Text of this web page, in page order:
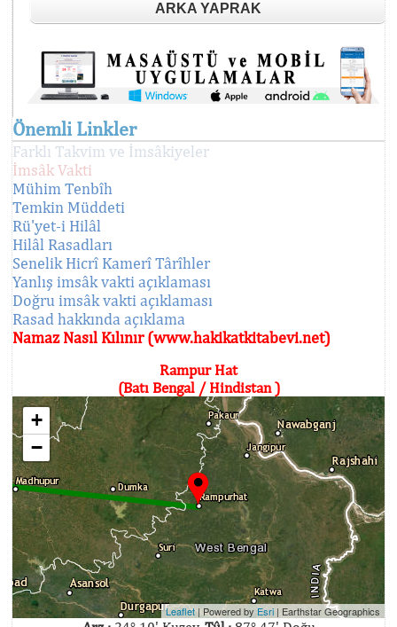
ARKA YAPRAK
Önemli Linkler
Farklı Takvim ve İmsâkiyeler
İmsâk Vakti
Mühim Tenbîh
Temkin Müddeti
Rü'yet-i Hilâl
Hilâl Rasadları
Senelik Hicrî Kamerî Târîhler
Yanlış imsâk vakti açıklaması
Doğru imsâk vakti açıklaması
Rasad hakkında açıklama
Namaz Nasıl Kılınır (www.hakikatkitabevi.net)
Rampur Hat
(Batı Bengal / Hindistan )
+
−
Leaflet | Powered by Esri | Earthstar Geographics